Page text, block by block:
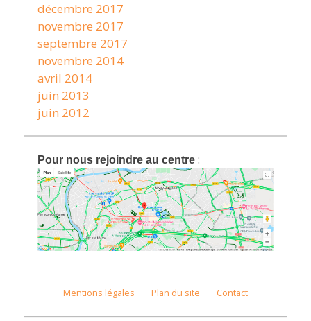
décembre 2017
novembre 2017
septembre 2017
novembre 2014
avril 2014
juin 2013
juin 2012
Pour nous rejoindre au centre :
Mentions légales Plan du site Contact